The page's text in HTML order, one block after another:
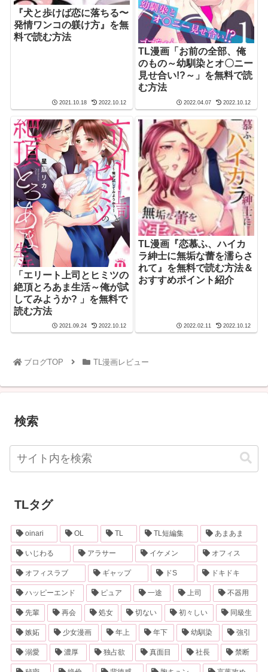
『犬と歩けば恋に落ちる〜
発情ワンコの躾け方』を無
料で読む方法
2021.10.18 2022.10.12
TL漫画「お前の全部、俺
のもの～幼馴染とオ〇ニー
見せ合い!?～」を無料で読
む方法
2022.04.07 2022.10.12
「エリート上司とヒミツの
絶頂とろあま生活～俺が試
してみようか? 」を無料で
読む方法
2021.09.24 2022.10.12
TL漫画『恋慕ふ、ハイカ
ラ紳士に無垢な蕾を濡らさ
れて』を無料で読む方法＆
おすすめポイント紹介
2022.02.11 2022.10.12
ブログTOP TL漫画レビュー
検索
TLタグ
oinari OL TL TL短編集 あまあま
いじわる アラサー イケメン オフィス
オフィスラブ ギャップ ドS ドキドキ
ハッピーエンド ピュア 一途 上司 不器用
先輩 再会 処女 切ない 初々しい 同級生
嫉妬 少女漫画 年上 年下 幼馴染 強引
溺愛 濃厚 独占欲 真面目 社長 禁断